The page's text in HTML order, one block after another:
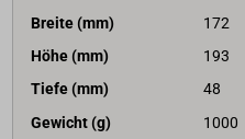
Breite (mm)
172
Höhe (mm)
193
Tiefe (mm)
48
Gewicht (g)
1000